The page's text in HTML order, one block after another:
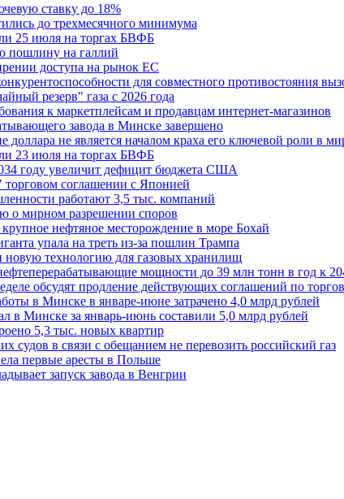
ставку до 18%
до трехмесячного минимума
25 июля на торгах БВФБ
пошлину на галлий
доступа на рынок ЕС
для совместного противостояния
резерв" газа с 2026 года
к маркетплейсам и продавцам интернет-магазинов
завода в Минске завершено
не является началом краха его ключевой роли в
23 июля на торгах БВФБ
году увеличит дефицит бюджета США
соглашении с Японией
работают 3,5 тыс. компаний
о мирном разрешении споров
нефтяное месторождение в море Бохай
упала на треть из-за пошлин Трампа
технологию для газовых хранилищ
мощности до 39 млн тонн в год к
обсудят продление действующих соглашений по
в Минске в январе-июне затрачено 4,0 млрд рублей
в Минске за январь-июнь составили 5,0 млрд рублей
5,3 тыс. новых квартир
судов в связи с обещанием не перевозить российский газ
первые аресты в Польше
запуск завода в Венгрии